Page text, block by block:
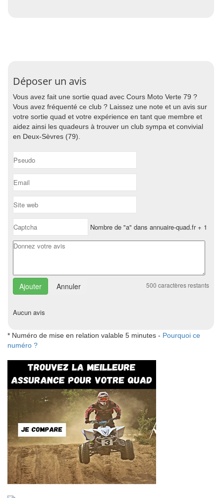
Déposer un avis
Vous avez fait une sortie quad avec Cours Moto Verte 79 ?
Vous avez fréquenté ce club ? Laissez une note et un avis sur
votre sortie quad et votre expérience en tant que membre et
aidez ainsi les quadeurs à trouver un club sympa et convivial
en Deux-Sèvres (79).
Nombre de "a" dans annuaire-quad.fr + 1
Annuler 500 caractères restants
Aucun avis
* Numéro de mise en relation valable 5 minutes - Pourquoi ce
numéro ?